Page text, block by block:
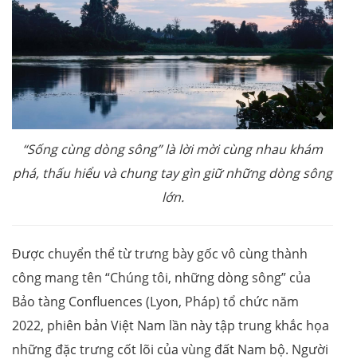
“Sống cùng dòng sông” là lời mời cùng nhau khám
phá, thấu hiểu và chung tay gìn giữ những dòng sông
lớn.
Được chuyển thể từ trưng bày gốc vô cùng thành
công mang tên “Chúng tôi, những dòng sông” của
Bảo tàng Confluences (Lyon, Pháp) tổ chức năm
2022, phiên bản Việt Nam lần này tập trung khắc họa
những đặc trưng cốt lõi của vùng đất Nam bộ. Người